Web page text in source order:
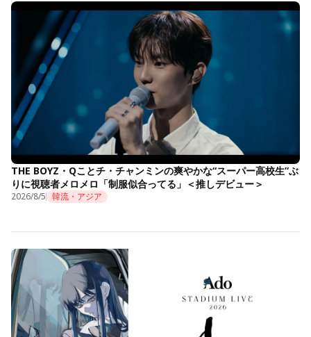
THE BOYZ・Qことチ・チャンミンの爽やかな“スーパー高校生”ぶ
りに視聴者メロメロ「制服似合ってる」＜推しデビュー＞
2026/8/5 韓流・アジア